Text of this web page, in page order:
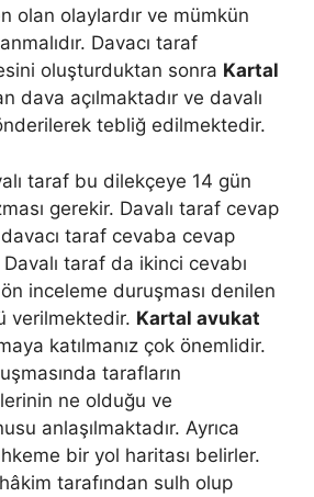
olan olaylardır ve mümkün
Davacı taraf
oluşturduktan sonra Kartal
dava açılmaktadır ve davalı
tebliğ edilmektedir.
taraf bu dilekçeye 14 gün
gerekir. Davalı taraf cevap
taraf cevaba cevap
taraf da ikinci cevabı
inceleme duruşması denilen
verilmektedir. Kartal avukat
katılmanız çok önemlidir.
tarafların
ne olduğu ve
anlaşılmaktadır. Ayrıca
bir yol haritası belirler.
tarafından sulh olup